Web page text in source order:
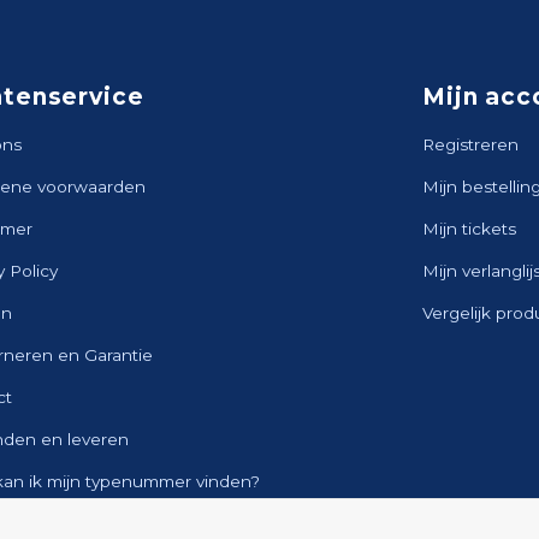
voorwaarden
Policy
en Garantie
en leveren
ik mijn typenummer vinden?
Mijn
Registreren
Mijn
Mijn tickets
Mijn
Vergelijk